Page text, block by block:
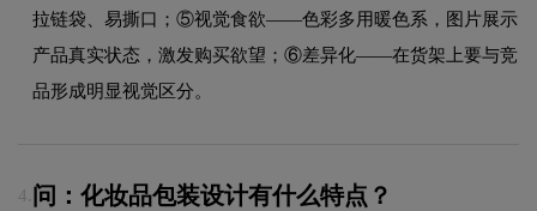
拉链袋、易撕口；⑤视觉食欲——色彩多用暖色系，图片展示
产品真实状态，激发购买欲望；⑥差异化——在货架上要与竞
品形成明显视觉区分。
4. 问：化妆品包装设计有什么特点？